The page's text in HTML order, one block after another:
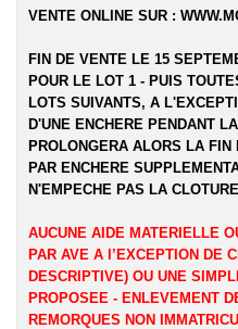
VENTE ONLINE SUR :
FIN DE VENTE LE 15
POUR LE LOT 1 - PUIS
LOTS SUIVANTS, A
D'UNE ENCHERE PENDANT
PROLONGERA ALORS LA
PAR ENCHERE
N'EMPECHE PAS LA
AUCUNE AIDE MATERIELLE
PAR AVE A l’EXCEPTION DE
DESCRIPTIVE) OU UNE
PROPOSEE - ENLEVEMENT
REMORQUES NON